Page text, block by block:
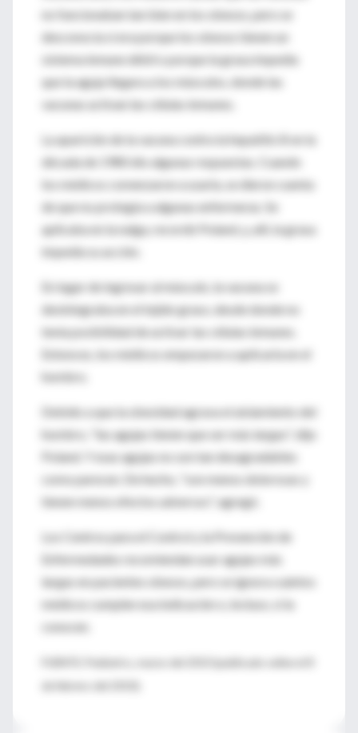
no funcionaban tan bien en los obesos, pero se
desconocía si era porque los obesos tienen un
sistema inmune débil o porque la grasa impedía
que la aguja llegara a los músculos, donde las
vacunas activan las células inmunes.
La aparición de la vacuna contra la hepatitis B en la
década de 1980 dio algunas respuestas. Cuando
los médicos comenzaron a usarla, se dieron cuenta
de que no protegía a algunas enfermeras. Se
aplicaba en la nalga, recordó Poland, y, allí, la grasa
impedía su acción.
En lugar de ingresar al músculo, la vacuna se
desintegraba en el tejido graso, desde donde no
tenía posibilidad de activar las células inmunes.
Entonces, los médicos empezaron a aplicarla en el
hombro.
Debido a que la obesidad agrava el aislamiento del
hombro, "las agujas tienen que ser más largas", dijo
Poland. Y esas agujas no son tan desagradables
como parecen. De hecho, "son menos dolorosas y
tienen menos efectos adversos", agregó.
Los Centros para el Control y la Prevención de
Enfermedades recomiendan usar agujas más
largas en pacientes obesos, pero se ignora cuántos
médicos cumplen esa indicación o, incluso, si la
conocen.